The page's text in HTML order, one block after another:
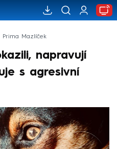
Prima Mazlíček
napravují
s agresivní